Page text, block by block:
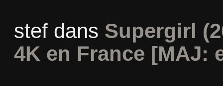
stefdans Supergirl
4K en France [MAJ: